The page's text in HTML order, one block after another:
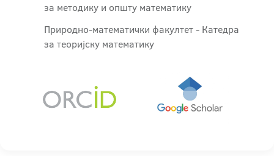
за методику и општу математику
Природно-математички факултет - Катедра
за теоријску математику